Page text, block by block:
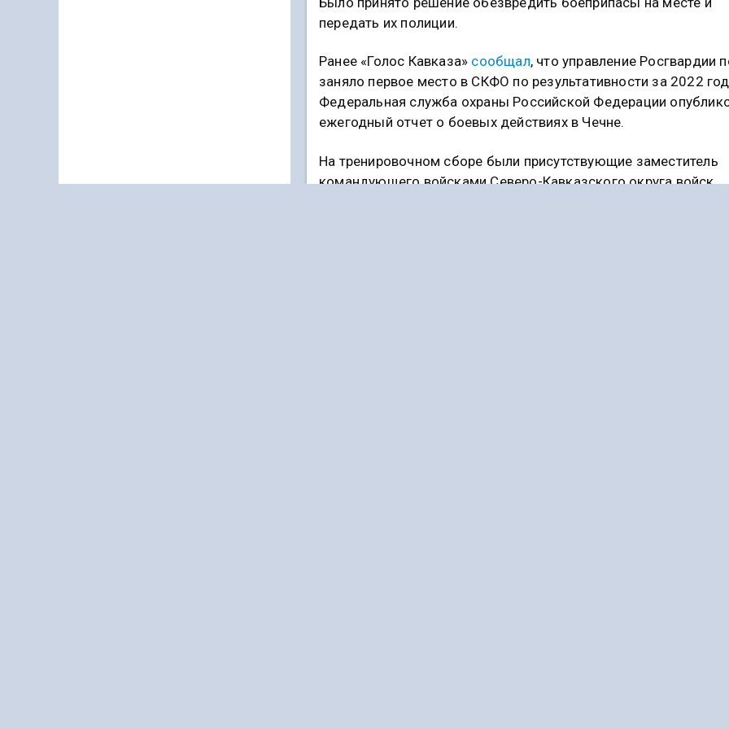
передать их полиции.
Ранее «Голос Кавказа» сообщал, что управление Росгвардии
заняло первое место в СКФО по результативности за 2022
Федеральная служба охраны Российской Федерации
ежегодный отчет о боевых действиях в Чечне.
На тренировочном сборе были присутствующие заместитель
командующего войсками Северо-Кавказского округа войск